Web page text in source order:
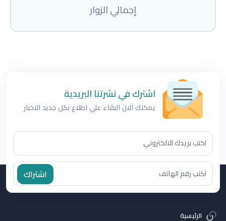
إجمالي الزوار
اشترك في نشرتنا البريدية
يمكنك الان البقاء علي اطلاع بكل جديد الاخبار
اشتراك
الرئيسية